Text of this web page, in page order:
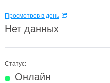
Просмотров в день
Нет данных
Статус:
Онлайн